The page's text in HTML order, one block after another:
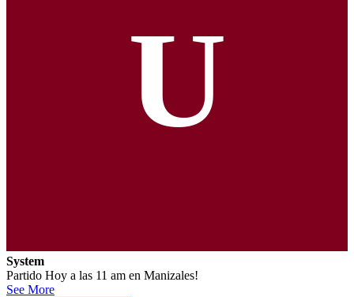
U
System
Partido Hoy a las 11 am en Manizales!
See More